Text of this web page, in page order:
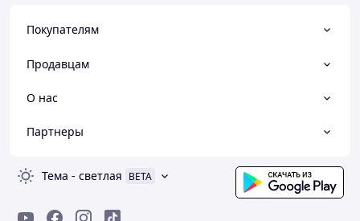
Покупателям
Продавцам
О нас
Партнеры
Тема - светлая BETA